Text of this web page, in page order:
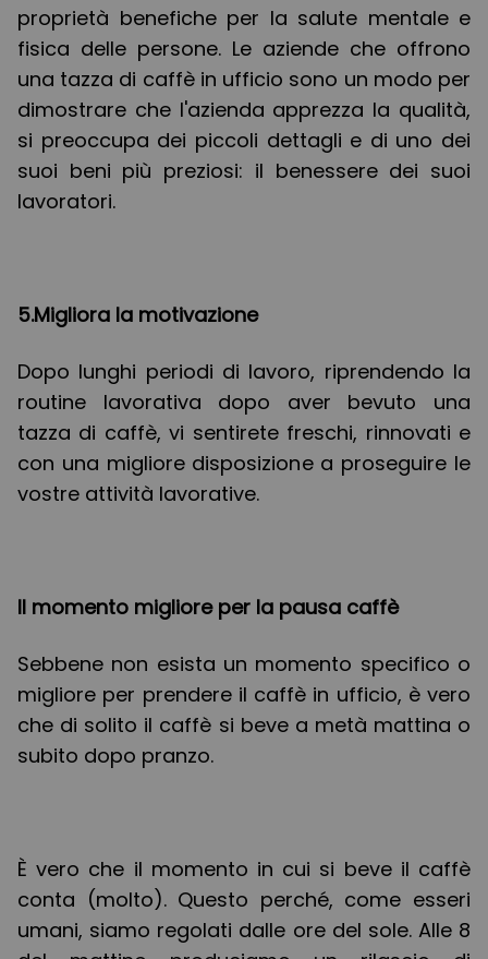
proprietà benefiche per la salute mentale e
fisica delle persone. Le aziende che offrono
una tazza di caffè in ufficio sono un modo per
dimostrare che l'azienda apprezza la qualità,
si preoccupa dei piccoli dettagli e di uno dei
suoi beni più preziosi: il benessere dei suoi
lavoratori.
5.Migliora la motivazione
Dopo lunghi periodi di lavoro, riprendendo la
routine lavorativa dopo aver bevuto una
tazza di caffè, vi sentirete freschi, rinnovati e
con una migliore disposizione a proseguire le
vostre attività lavorative.
Il momento migliore per la pausa caffè
Sebbene non esista un momento specifico o
migliore per prendere il caffè in ufficio, è vero
che di solito il caffè si beve a metà mattina o
subito dopo pranzo.
È vero che il momento in cui si beve il caffè
conta (molto). Questo perché, come esseri
umani, siamo regolati dalle ore del sole. Alle 8